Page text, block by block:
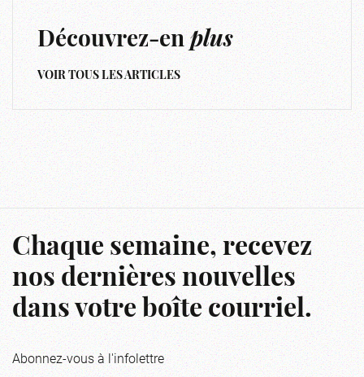
Découvrez-enplus
VOIR TOUS LES ARTICLES
Chaque semaine, recevez
nos dernières nouvelles
dans votre boîte courriel.
Abonnez-vous à l'infolettre